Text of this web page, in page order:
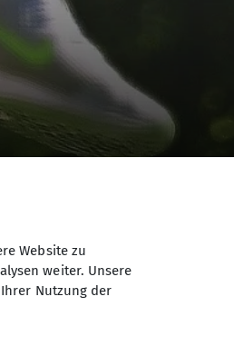
Website zu
weiter. Unsere
Nutzung der